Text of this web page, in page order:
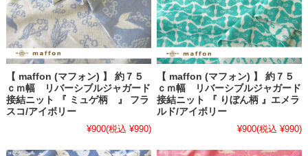
【 maffon (マフォン) 】 約７５
ｃｍ幅 リバーシブルジャガード
接結ニット 『 ミュゲ柄 』 フラ
スコ/アイボリー
¥900(税込 ¥990)
【 maffon (マフォン) 】 約７５
ｃｍ幅 リバーシブルジャガード
接結ニット 『 りぼん柄 』エメラ
ルド/アイボリー
¥900(税込 ¥990)